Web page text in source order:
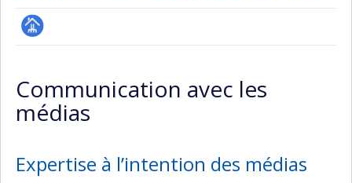
Page
(faculté,département,école)
Communication avec les
médias
Expertise à l’intention des médias